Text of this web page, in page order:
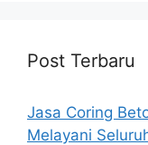
Post Terbaru
Jasa Coring
Melayani